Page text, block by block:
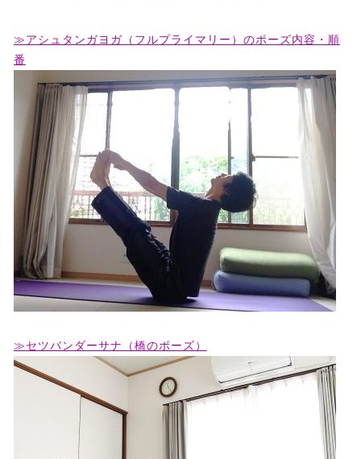
≫アシュタンガヨガ（フルプライマリー）のポーズ内容・順
番
≫セツバンダーサナ（橋のポーズ）